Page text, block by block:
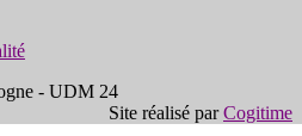
- UDM 24
Site réalisé parCogitime